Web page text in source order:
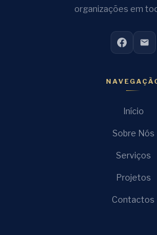
organizações em
Início
Sobre Nós
Serviços
Projetos
Contactos